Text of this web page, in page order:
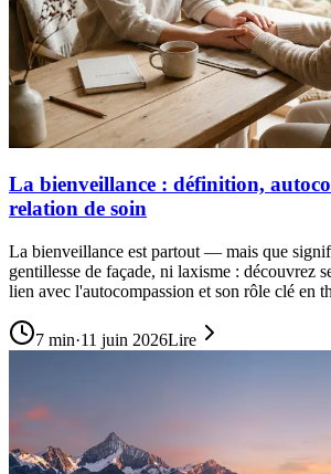
La bienveillance : définition,
relation de soin
La bienveillance est partout — mais que
gentillesse de façade, ni laxisme : découvrez
lien avec l'autocompassion et son rôle clé en
7 min·11 juin 2026Lire